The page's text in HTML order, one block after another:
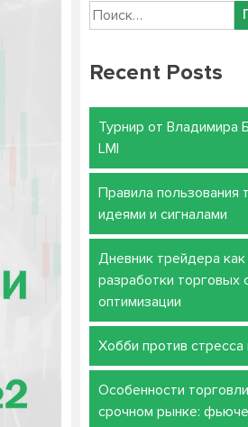
Найти:
Recent Posts
Турнир от Владимира
LMI
Правила пользования
идеями и сигналами
Дневник трейдера
разработки торговых
оптимизации
Хобби против стресса
Особенности
срочном рынке: